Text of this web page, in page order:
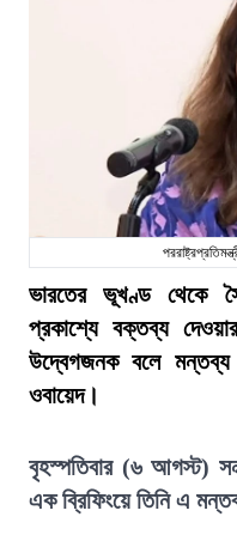
ভারতের ভূখণ্ড থেকে
প্রকাশ্যে বক্তব্য
উদ্বেগজনক বলে মন্তব্য
ওবায়েদ।
বৃহস্পতিবার (৬ আগস্ট)
এক ব্রিফিংয়ে তিনি এ